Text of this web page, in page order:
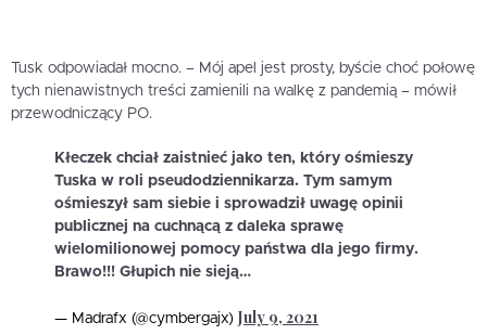
Tusk odpowiadał mocno. – Mój apel jest prosty, byście choć połowę
tych nienawistnych treści zamienili na walkę z pandemią – mówił
przewodniczący PO.
Kłeczek chciał zaistnieć jako ten, który ośmieszy
Tuska w roli pseudodziennikarza. Tym samym
ośmieszył sam siebie i sprowadził uwagę opinii
publicznej na cuchnącą z daleka sprawę
wielomilionowej pomocy państwa dla jego firmy.
Brawo!!! Głupich nie sieją…
— Madrafx (@cymbergajx) July 9, 2021